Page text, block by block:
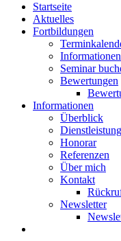
Startseite
Aktuelles
Fortbildungen
Informationen
Seminar
Bewertungen
Informationen
Überblick
Honorar
Referenzen
Über mich
Kontakt
Newsletter